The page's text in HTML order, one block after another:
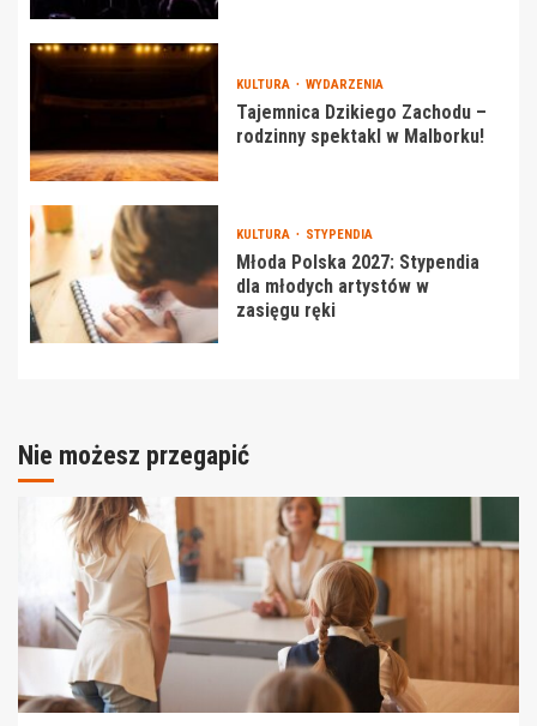
KULTURA WYDARZENIA
Tajemnica Dzikiego Zachodu –
rodzinny spektakl w Malborku!
KULTURA STYPENDIA
Młoda Polska 2027: Stypendia
dla młodych artystów w
zasięgu ręki
Nie możesz przegapić